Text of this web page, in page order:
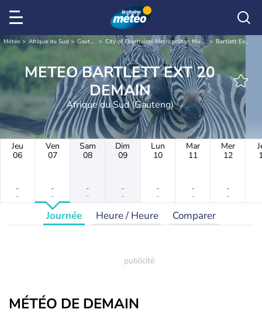
Météo Afrique du Sud Gauteng City of Ekurhuleni Metropolitan Municipality Bartlett Ext 20
METEO BARTLETT EXT 20
DEMAIN
Afrique du Sud (Gauteng)
Jeu
06
-
-
Ven
07
-
-
Sam
08
-
-
Dim
09
-
-
Lun
10
-
-
Mar
11
-
-
Mer
12
-
-
Journée Heure / Heure Comparer
MÉTÉO DE DEMAIN